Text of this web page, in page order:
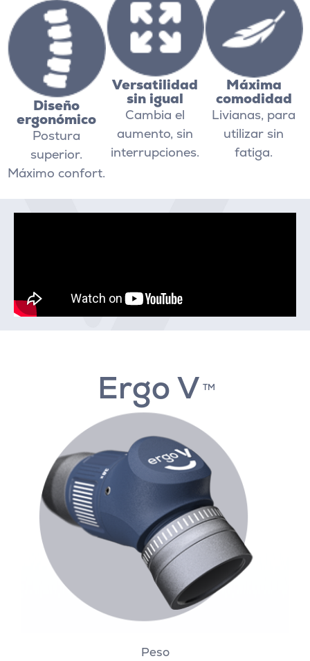
Diseño
ergonómico
Postura
superior.
Máximo confort.
Versatilidad
sin igual
Cambia el
aumento, sin
interrupciones.
Máxima
comodidad
Livianas, para
utilizar sin
fatiga.
Ergo V TM
Peso